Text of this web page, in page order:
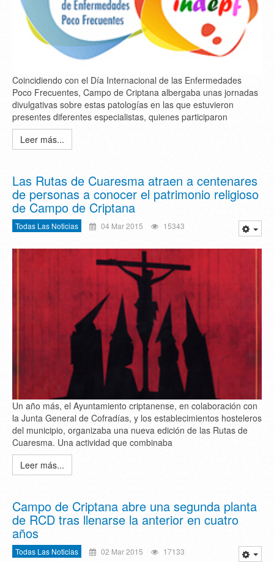
Coincidiendo con el Día Internacional de las Enfermedades
Poco Frecuentes, Campo de Criptana albergaba unas jornadas
divulgativas sobre estas patologías en las que estuvieron
presentes diferentes especialistas, quienes participaron
Leer más...
Las Rutas de Cuaresma atraen a centenares
de personas a conocer el patrimonio religioso
de Campo de Criptana
Todas Las Noticias 04 Mar 2015 15343
Un año más, el Ayuntamiento criptanense, en colaboración con
la Junta General de Cofradías, y los establecimientos hosteleros
del municipio, organizaba una nueva edición de las Rutas de
Cuaresma. Una actividad que combinaba
Leer más...
Campo de Criptana abre una segunda planta
de RCD tras llenarse la anterior en cuatro
años
Todas Las Noticias 02 Mar 2015 17133